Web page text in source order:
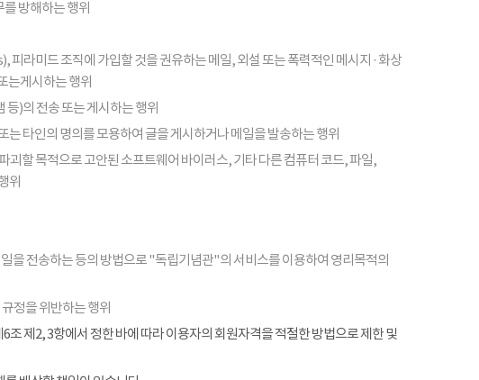
방해하는 행위
라미드 조직에 가입할 것을 권유하는 메일, 외설 또는 폭력적인 메시지 · 화상
는게시하는 행위
)의 전송 또는 게시하는 행위
타인의 명의를 모용하여 글을 게시하거나 메일을 발송하는 행위
할 목적으로 고안된 소프트웨어 바이러스, 기타 다른 컴퓨터 코드, 파일,
위
을 전송하는 등의 방법으로 "독립기념관"의 서비스를 이용하여 영리목적의
정을 위반하는 행위
제2, 3항에서 정한 바에 따라 이용자의 회원자격을 적절한 방법으로 제한 및